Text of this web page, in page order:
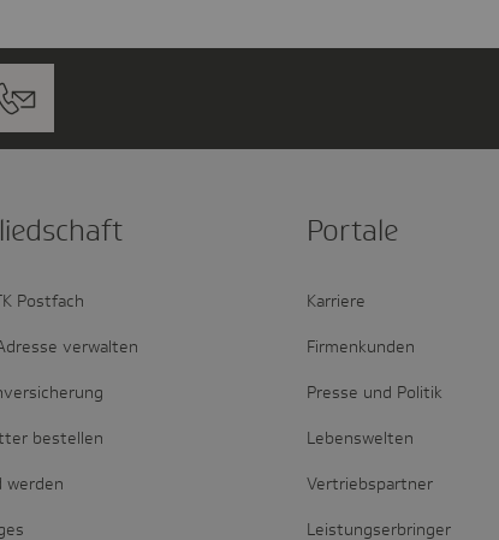
Postfach
verwalten
bestellen
werden
Portale
Karriere
Firmenkunden
Presse und Politik
Lebenswelten
Vertriebspartner
Leistungserbringer